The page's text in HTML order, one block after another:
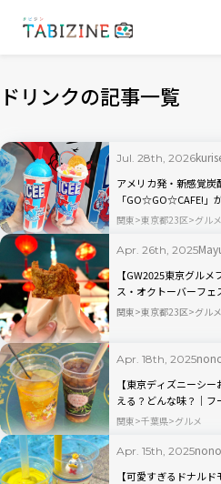
ドリンクの記事一覧
Jul. 28th, 2026
アメリカ発・新感覚炭
「GO☆GO☆CAFE!」
リンクをチェック
関東 東京都23区 グルメ
Apr. 26th, 2025
【GW2025東京グル
ス・オクトーバーフェ
関東 東京都23区 グルメ
Apr. 18th, 2025
【東京ディズニーシ
える？どんな味？｜
関東 千葉県 グルメ
Apr. 15th, 2025nono
【可愛すぎるドナル